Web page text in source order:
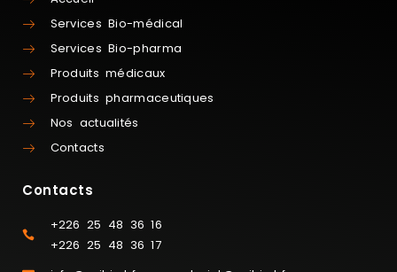
Services Bio-médical
Services Bio-pharma
Produits médicaux
Produits pharmaceutiques
Nos actualités
Contacts
Contacts
+226 25 48 36 16
+226 25 48 36 17